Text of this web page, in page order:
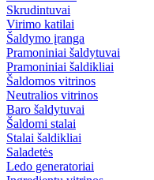
Skrudintuvai
Virimo katilai
Šaldymo įranga
Pramoniniai šaldytuvai
Pramoniniai šaldikliai
Šaldomos vitrinos
Neutralios vitrinos
Baro šaldytuvai
Šaldomi stalai
Stalai šaldikliai
Saladetės
Ledo generatoriai